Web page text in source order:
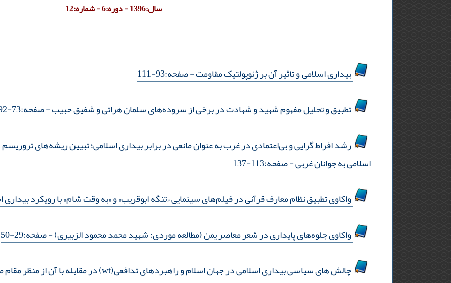
سال:1396 - دوره:6 - شماره:12
بیداری اسلامی و تاثیر آن بر ژئوپولتیک مقاومت- صفحه:93-111
تطبیق و تحلیل مفهوم شهید و شهادت در برخی از سروده‌های سلمان هراتی و شفیق حبیب- صفحه:73-92
رشد افراط گرایی و بی‌اعتمادی در غرب به عنوان مانعی در برابر بیداری اسلامی؛ تبیین ریشه‌های
اسلامی به جوانان غربی- صفحه:113-137
واکاوی تطبیق نظام معارف قرآنی در فیلم‌های سینمایی «تنگه ابوقریب» و «به وقت شام» با رویکرد بیداری
واکاوی جلوه‌های پایداری در شعر معاصر یمن (مطالعه موردی: شهید محمد محمود الزبیری)- صفحه:29-50